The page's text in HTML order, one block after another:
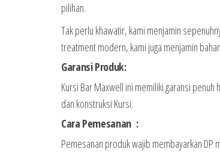
pilihan.
Tak perlu khawatir, kami menjamin
treatment modern, kami juga menjamin
Garansi Produk:
Kursi Bar Maxwell ini memiliki garansi penuh
dan konstruksi Kursi.
Cara Pemesanan :
Pemesanan produk wajib membayarkan DP